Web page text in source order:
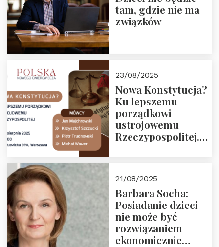
tam, gdzie nie ma
związków
23/08/2025
Nowa Konstytucja?
Ku lepszemu
porządkowi
ustrojowemu
Rzeczypospolitej.
Nowego
Ćwierćwiecza”
21/08/2025
Barbara Socha:
Posiadanie dzieci
nie może być
rozwiązaniem
ekonomicznie